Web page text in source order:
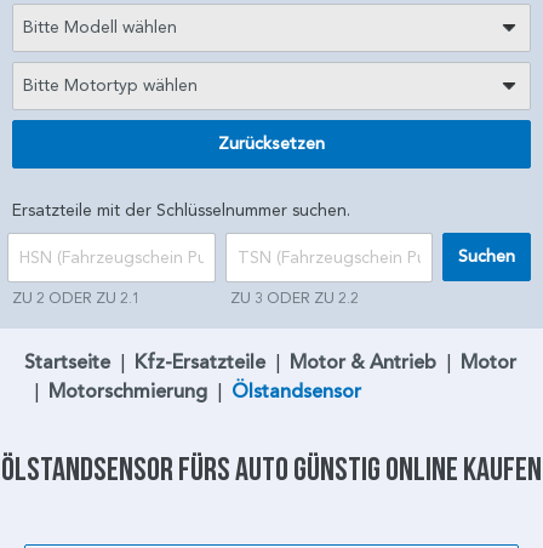
Bitte Modell wählen
Bitte Motortyp wählen
Zurücksetzen
Ersatzteile mit der Schlüsselnummer suchen.
ZU 2 ODER ZU 2.1 ZU 3 ODER ZU 2.2
Suchen
Startseite | Kfz-Ersatzteile | Motor & Antrieb | Motor
| Motorschmierung | Ölstandsensor
Ölstandsensor fürs Auto günstig online kaufen